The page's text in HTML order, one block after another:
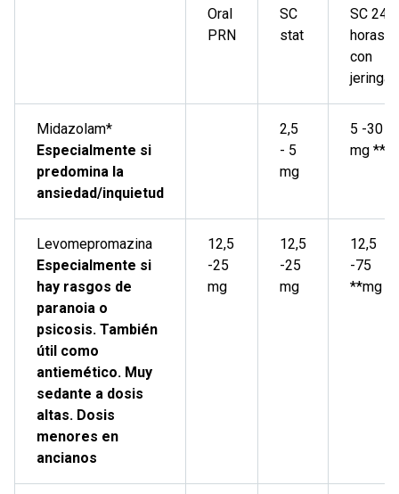
Oral
PRN
SC
stat
SC 24
horas
con
jeringa*.
Midazolam*
Especialmente si
predomina la
ansiedad/inquietud
2,5
- 5
mg
5 -30
mg **
Levomepromazina
Especialmente si
hay rasgos de
paranoia o
psicosis. También
útil como
antiemético. Muy
sedante a dosis
altas. Dosis
menores en
ancianos
12,5
-25
mg
12,5
-25
mg
12,5
-75
**mg